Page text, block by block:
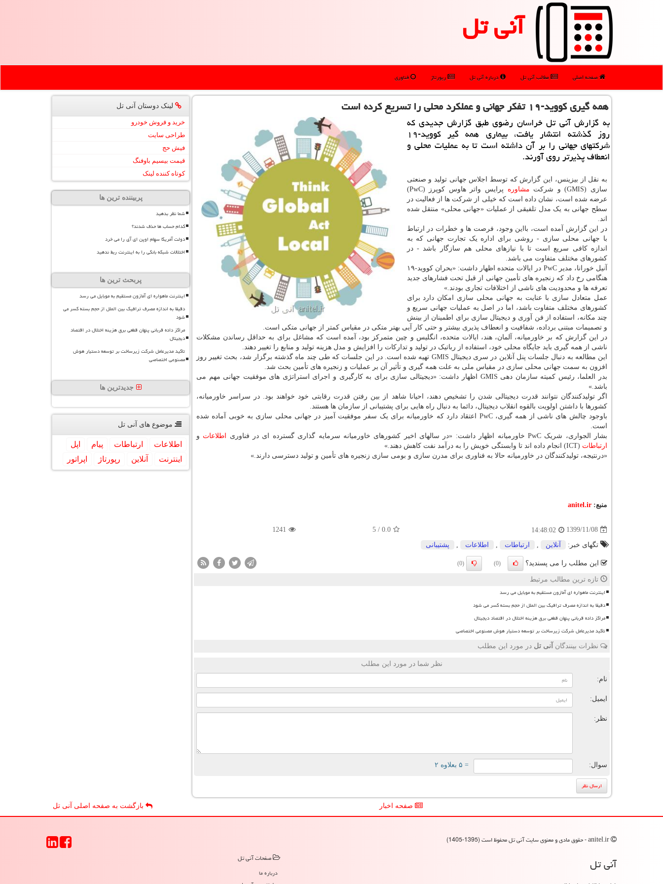
آنی تل
صفحه اصلی مطالب آنی تل درباره آنی تل رپورتاژ فناوری
همه گیری كووید-۱۹ تفكر جهانی و عملكرد محلی را تسریع كرده است
به گزارش آنی تل خراسان رضوی طبق گزارش جدیدی که
روز گذشته انتشار یافت، بیماری همه گیر کووید-۱۹
شرکتهای جهانی را بر آن داشته است تا به عملیات محلی و
انعطاف پذیرتر روی آورند.
به نقل از بیزینس، این گزارش که توسط اجلاس جهانی تولید و صنعتی
سازی (GMIS) و شرکت
مشاوره
پرایس واتر هاوس کوپرز (PwC)
عرضه شده است، نشان داده است که خیلی از شرکت ها از فعالیت در
سطح جهانی به یک مدل تلفیقی از عملیات «جهانی محلی» منتقل شده
اند.
در این گزارش آمده است، بااین وجود، فرصت ها و خطرات در ارتباط
با جهانی محلی سازی - روشی برای اداره یک تجارت جهانی که به
اندازه کافی سریع است تا با نیازهای محلی هم سازگار باشد - در
کشورهای مختلف متفاوت می باشد.
آنیل خورانا، مدیر PwC در ایالات متحده اظهار داشت: «بحران کووید-۱۹
هنگامی رخ داد که زنجیره های تأمین جهانی از قبل تحت فشارهای جدید
تعرفه ها و محدودیت های ناشی از اختلافات تجاری بودند.»
عمل متعادل سازی با عنایت به جهانی محلی سازی امکان دارد برای
کشورهای مختلف متفاوت باشد، اما در اصل به عملیات جهانی سریع و
چند مکانه، استفاده از فن آوری و دیجیتال سازی برای اطمینان از بینش
و تصمیمات مبتنی برداده، شفافیت و انعطاف پذیری بیشتر و حتی کار آیی بهتر متکی در مقیاس کمتر از جهانی متکی است.
در این گزارش که بر خاورمیانه، آلمان، هند، ایالات متحده، انگلیس و چین متمرکز بود، آمده است که مشاغل برای به حداقل رساندن مشکلات
ناشی از همه گیری باید جایگاه محلی خود، استفاده از رباتیک در تولید و تدارکات را افزایش و مدل هزینه تولید و منابع را تغییر دهند.
این مطالعه به دنبال جلسات پنل آنلاین در سری دیجیتال GMIS تهیه شده است. در این جلسات که طی چند ماه گذشته برگزار شد، بحث تغییر روز
افزون به سمت جهانی محلی سازی در مقیاس ملی به علت همه گیری و تأثیر آن بر عملیات و زنجیره های تأمین بحث شد.
بدر العلما، رئیس کمیته سازمان دهی GMIS اظهار داشت: «دیجیتالی سازی برای به کارگیری و اجرای استراتژی های موفقیت جهانی مهم می
باشد.»
اگر تولیدکنندگان نتوانند قدرت دیجیتالی شدن را تشخیص دهند، احیانا شاهد از بین رفتن قدرت رقابتی خود خواهند بود. در سراسر خاورمیانه،
کشورها با داشتن اولویت بالقوه انقلاب دیجیتال، دائما به دنبال راه هایی برای پشتیبانی از سازمان ها هستند.
باوجود چالش های ناشی از همه گیری، PwC اعتقاد دارد که خاورمیانه برای یک سفر موفقیت آمیز در جهانی محلی سازی به خوبی آماده شده
است.
بشار الجواری، شریک PwC خاورمیانه اظهار داشت: «در سالهای اخیر کشورهای خاورمیانه سرمایه گذاری گسترده ای در فناوری
اطلاعات و
ارتباطات (ICT) انجام داده اند تا وابستگی خویش را به درآمد نفت کاهش دهند.»
«درنتیجه، تولیدکنندگان در خاورمیانه حالا به فناوری برای مدرن سازی و بومی سازی زنجیره های تأمین و تولید دسترسی دارند.»
منبع: anitel.ir
1399/11/08
14:48:02
0.0
/
5
1241
تگهای خبر: آنلاین ارتباطات اطلاعات پشتیبانی
این مطلب را می پسندید؟ (0)
(0)
تازه ترین مطالب مرتبط
اینترنت ماهواره ای آمازون مستقیم به موبایل می رسد
دقیقا به اندازه مصرف ترافیک بین الملل از حجم بسته کسر می شود
مراکز داده قربانی پنهان قطعی برق هزینه اختلال در اقتصاد دیجیتال
تاکید مدیرعامل شرکت زیرساخت بر توسعه دستیار هوش مصنوعی اختصاصی
نظرات بینندگان آنی تل در مورد این مطلب
نظر شما در مورد این مطلب
نام:
ایمیل:
نظر:
سوال: = ۵ بعلاوه ۲
لینک دوستان آنی تل
خرید و فروش خودرو
طراحی سایت
فیش حج
قیمت بیسیم باوفنگ
کوتاه کننده لینک
پربیننده ترین ها
شما نظر بدهید
کدام حساب ها حذف شدند؟
دولت آمریکا سهام اوپن ای آی را می خرد
اختلالات شبکه بانکی را به اینترنت ربط ندهید
پربحث ترین ها
اینترنت ماهواره ای آمازون مستقیم به موبایل می رسد
دقیقا به اندازه مصرف ترافیک بین الملل از حجم بسته کسر می
شود
مراکز داده قربانی پنهان قطعی برق هزینه اختلال در اقتصاد
دیجیتال
تاکید مدیرعامل شرکت زیرساخت بر توسعه دستیار هوش
مصنوعی اختصاصی
جدیدترین ها
موضوع های آنی تل
اطلاعات ارتباطات پیام
اپل
اینترنت
آنلاین رپورتاژ اپراتور
صفحه اخبار بازگشت به صفحه اصلی آنی تل
آنی تل صفحات آنی تل
درباره ما